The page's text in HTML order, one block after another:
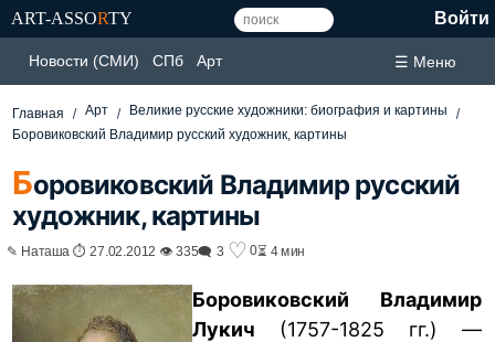
ART-ASSORTY Войти
Новости (СМИ) СПб Арт ☰ Меню
Главная Арт
Великие русские художники: биография и картины
Боровиковский Владимир русский художник, картины
Боровиковский Владимир русский
художник, картины
✎ Наташа ⏱ 27.02.2012 👁 335🗨 3 ♡ 0⏳ 4 мин
Боровиковский Владимир
Лукич (1757-1825 гг.) —